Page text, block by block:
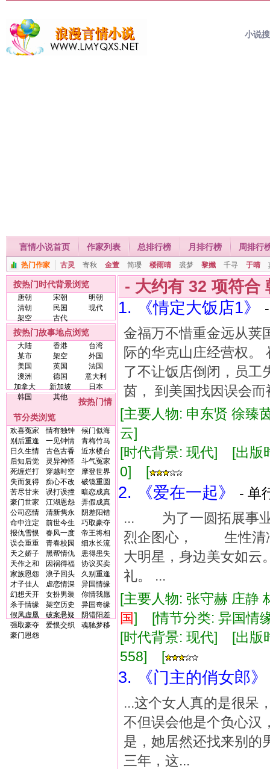
小说
言情小说首页 作家列表 总排行榜 月排行榜 周排行
热门作家 古灵 寄秋 金萱 简璎 楼雨晴 裘梦 黎孅 千寻 于晴
按热门时代背景浏览
唐朝 宋朝
明朝
清朝
民国
现代
架空
古代
按热门故事地点浏览
大陆 香港
台湾
某市
架空
外国
美国
英国
法国
澳洲
德国
意大利
加拿大
新加坡
日本
韩国
其他
按热门情
节分类浏览
欢喜冤家 情有独钟
候门似海
别后重逢
一见钟情
青梅竹马
日久生情
古色古香
近水楼台
后知后觉
灵异神怪
斗气冤家
死缠烂打
穿越时空
摩登世界
失而复得
痴心不改
破镜重圆
苦尽甘来
误打误撞
暗恋成真
豪门世家
江湖恩怨
弄假成真
公司恋情
清新隽永
阴差阳错
命中注定
前世今生
巧取豪夺
报仇雪恨
春风一度
帝王将相
误会重重
青春校园
细水长流
天之娇子
黑帮情仇
患得患失
天作之和
因祸得福
协议买卖
家族恩怨
浪子回头
久别重逢
才子佳人
虐恋情深
异国情缘
幻想天开
女扮男装
你情我愿
杀手情缘
架空历史
异国奇缘
假凤虚凰
破案悬疑
阴错阳差
强取豪夺
爱恨交织
魂驰梦移
豪门恩怨
- 大约有 32 项符合
1. 《情定大饭店1》
金福万不惜重金远从荚
际的华克山庄经营权。
了不让饭店倒闭，员工
茵， 到美国找因误会
[主要人物: 申东贤 徐
云]
[时代背景: 现代] [出
0] [
2. 《爱在一起》
- 单
... 为了一圆拓展事
烈企图心， 生性清
大明星，身边美女如
礼。 ...
[主要人物: 张守赫 庄静
国] [情节分类: 异国
[时代背景: 现代] [出
558] [
3. 《门主的俏女郎》
...这个女人真的是很呆
不但误会他是个负心汉
是，她居然还找来别的
三年，这...